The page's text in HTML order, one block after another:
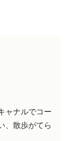
ャナルでコー
、散歩がてら